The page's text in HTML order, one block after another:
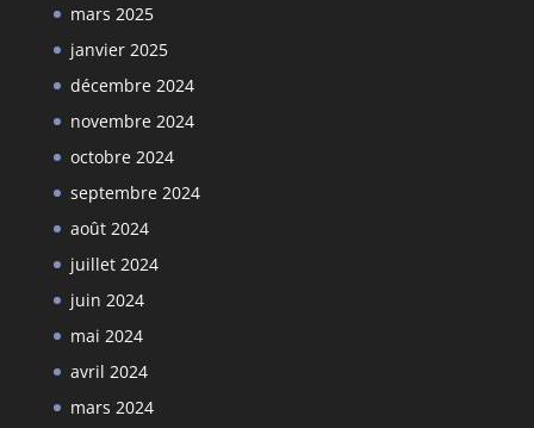
mars 2025
janvier 2025
décembre 2024
novembre 2024
octobre 2024
septembre 2024
août 2024
juillet 2024
juin 2024
mai 2024
avril 2024
mars 2024